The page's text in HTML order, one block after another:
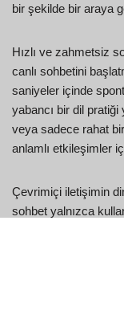
bir şekilde bir araya
Hızlı ve zahmetsiz
canlı sohbetini
saniyeler içinde
yabancı bir dil
veya sadece rahat
anlamlı etkileşimler
Çevrimiçi iletişimin
sohbet yalnızca